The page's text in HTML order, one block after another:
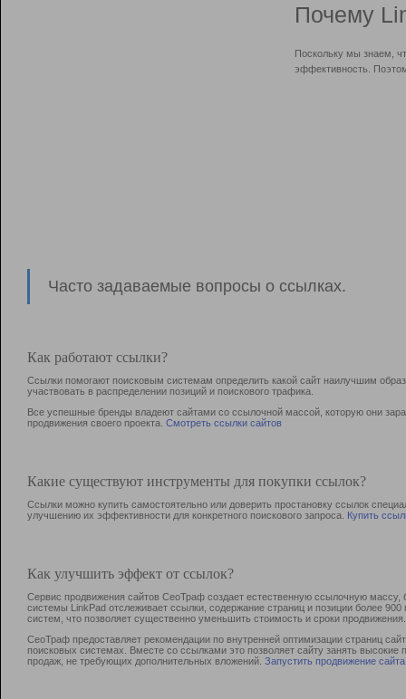
Почему
Поскольку мы знаем,
эффективность.
Часто задаваемые вопросы о ссылках.
Как работают ссылки?
Ссылки помогают поисковым системам определить какой сайт наилучшим
участвовать в раcпределении позиций и поискового трафика.
Все успешные бренды владеют сайтами со ссылочной массой, которую они
продвижения своего проекта. Смотреть ссылки сайтов
Какие существуют инструменты для покупки ссылок?
Ссылки можно купить самостоятельно или доверить простановку ссылок
улучшению их эффективности для конкретного поискового запроса. Купить
Как улучшить эффект от ссылок?
Сервис продвижения сайтов СеоТраф создает естественную ссылочную
системы LinkPad отслеживает ссылки, содержание страниц и позиции более
систем, что позволяет существенно уменьшить стоимость и сроки продвижения.
СеоТраф предоставляет рекомендации по внутренней оптимизации страниц
поисковых системах. Вместе со ссылками это позволяет сайту занять
продаж, не требующих дополнительных вложений. Запустить продвижение сайта